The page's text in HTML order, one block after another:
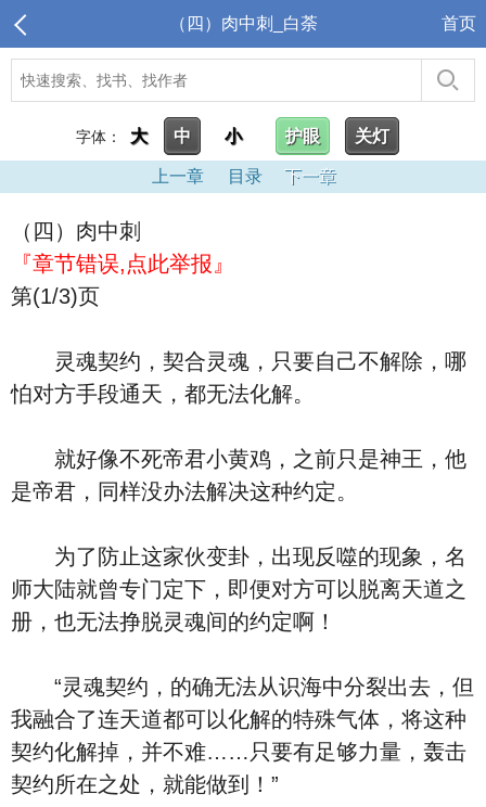
（四）肉中刺_白荼 首页
字体： 大 中 小 护眼 关灯
上一章 目录 下一章
（四）肉中刺
『章节错误,点此举报』
第(1/3)页
灵魂契约，契合灵魂，只要自己不解除，哪
怕对方手段通天，都无法化解。
就好像不死帝君小黄鸡，之前只是神王，他
是帝君，同样没办法解决这种约定。
为了防止这家伙变卦，出现反噬的现象，名
师大陆就曾专门定下，即便对方可以脱离天道之
册，也无法挣脱灵魂间的约定啊！
“灵魂契约，的确无法从识海中分裂出去，但
我融合了连天道都可以化解的特殊气体，将这种
契约化解掉，并不难……只要有足够力量，轰击
契约所在之处，就能做到！”